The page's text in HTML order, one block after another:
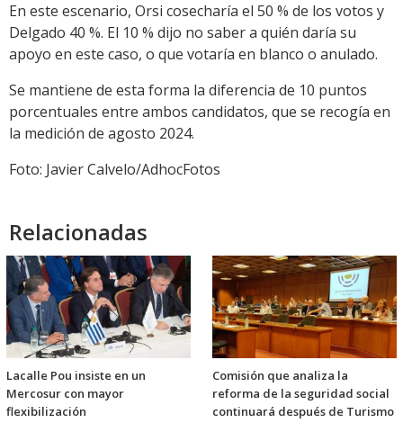
En este escenario, Orsi cosecharía el 50 % de los votos y
Delgado 40 %. El 10 % dijo no saber a quién daría su
apoyo en este caso, o que votaría en blanco o anulado.
Se mantiene de esta forma la diferencia de 10 puntos
porcentuales entre ambos candidatos, que se recogía en
la medición de agosto 2024.
Foto: Javier Calvelo/AdhocFotos
Relacionadas
Lacalle Pou insiste en un
Mercosur con mayor
flexibilización
Comisión que analiza la
reforma de la seguridad social
continuará después de Turismo